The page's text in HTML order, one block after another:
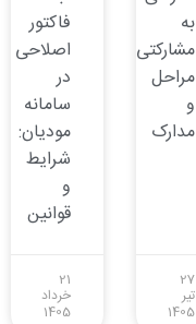
به
مشارکتی:
مراحل
و
مدارک
27
تیر
1405
فاکتور
اصلاحی
در
سامانه
مودیان:
شرایط
و
قوانین
21
خرداد
1405